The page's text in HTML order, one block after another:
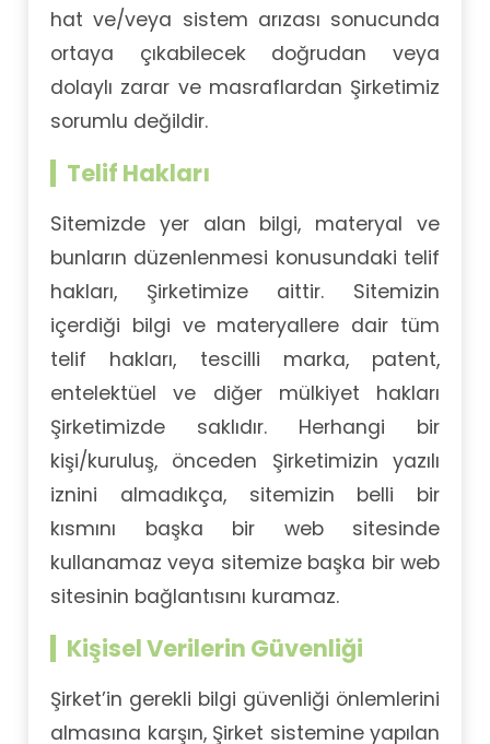
hat ve/veya sistem arızası sonucunda
ortaya çıkabilecek doğrudan veya
dolaylı zarar ve masraflardan Şirketimiz
sorumlu değildir.
Telif Hakları
Sitemizde yer alan bilgi, materyal ve
bunların düzenlenmesi konusundaki telif
hakları, Şirketimize aittir. Sitemizin
içerdiği bilgi ve materyallere dair tüm
telif hakları, tescilli marka, patent,
entelektüel ve diğer mülkiyet hakları
Şirketimizde saklıdır. Herhangi bir
kişi/kuruluş, önceden Şirketimizin yazılı
iznini almadıkça, sitemizin belli bir
kısmını başka bir web sitesinde
kullanamaz veya sitemize başka bir web
sitesinin bağlantısını kuramaz.
Kişisel Verilerin Güvenliği
Şirket’in gerekli bilgi güvenliği önlemlerini
almasına karşın, Şirket sistemine yapılan